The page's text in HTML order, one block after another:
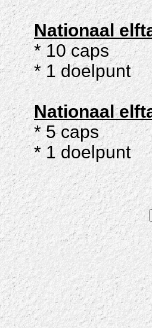
Nationaal
* 10 caps
* 1 doelpunt
Nationaal
* 5 caps
* 1 doelpunt